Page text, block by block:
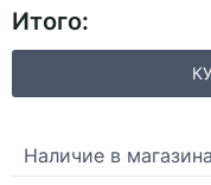
Итого:
Наличие в